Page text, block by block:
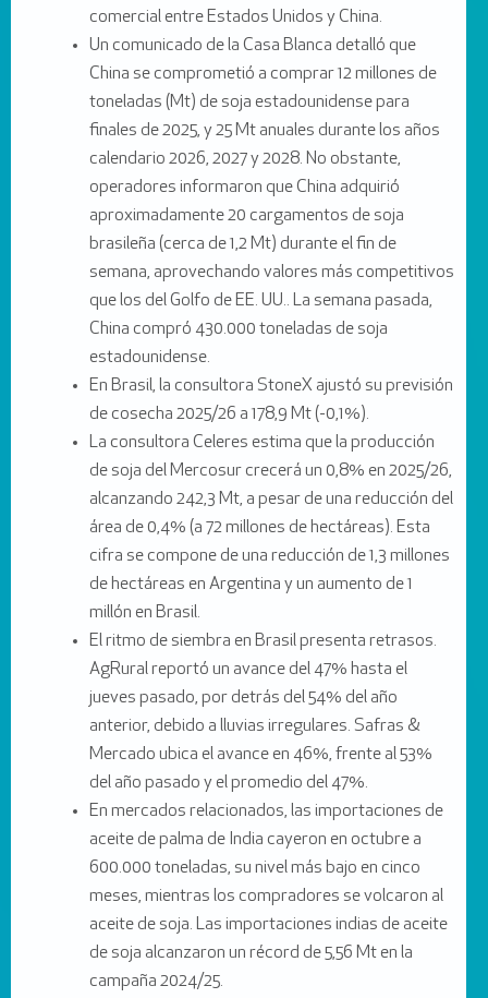
comercial entre Estados Unidos y China.
Un comunicado de la Casa Blanca detalló que
China se comprometió a comprar 12 millones de
toneladas (Mt) de soja estadounidense para
finales de 2025, y 25 Mt anuales durante los años
calendario 2026, 2027 y 2028. No obstante,
operadores informaron que China adquirió
aproximadamente 20 cargamentos de soja
brasileña (cerca de 1,2 Mt) durante el fin de
semana, aprovechando valores más competitivos
que los del Golfo de EE. UU.. La semana pasada,
China compró 430.000 toneladas de soja
estadounidense.
En Brasil, la consultora StoneX ajustó su previsión
de cosecha 2025/26 a 178,9 Mt (-0,1%).
La consultora Celeres estima que la producción
de soja del Mercosur crecerá un 0,8% en 2025/26,
alcanzando 242,3 Mt, a pesar de una reducción del
área de 0,4% (a 72 millones de hectáreas). Esta
cifra se compone de una reducción de 1,3 millones
de hectáreas en Argentina y un aumento de 1
millón en Brasil.
El ritmo de siembra en Brasil presenta retrasos.
AgRural reportó un avance del 47% hasta el
jueves pasado, por detrás del 54% del año
anterior, debido a lluvias irregulares. Safras &
Mercado ubica el avance en 46%, frente al 53%
del año pasado y el promedio del 47%.
En mercados relacionados, las importaciones de
aceite de palma de India cayeron en octubre a
600.000 toneladas, su nivel más bajo en cinco
meses, mientras los compradores se volcaron al
aceite de soja. Las importaciones indias de aceite
de soja alcanzaron un récord de 5,56 Mt en la
campaña 2024/25.